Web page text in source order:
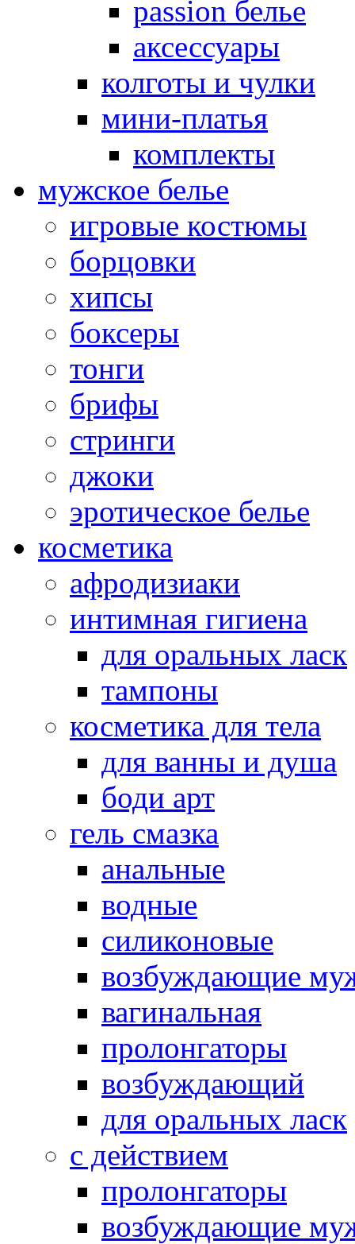
passion белье
аксессуары
колготы и чулки
мини-платья
комплекты
мужское белье
игровые костюмы
борцовки
хипсы
боксеры
тонги
брифы
стринги
джоки
эротическое белье
косметика
афродизиаки
интимная гигиена
для оральных ласк
тампоны
косметика для тела
для ванны и душа
боди арт
гель смазка
анальные
водные
силиконовые
возбуждающие
вагинальная
пролонгаторы
возбуждающий
для оральных ласк
с действием
пролонгаторы
возбуждающие